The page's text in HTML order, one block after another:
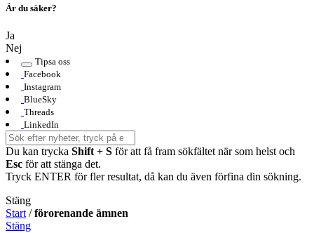
Är du säker?
Ja
Nej
Tipsa oss
Facebook
Instagram
BlueSky
Threads
LinkedIn
Du kan trycka Shift + S för att få fram sökfältet när som helst och
Esc för att stänga det.
Tryck ENTER för fler resultat, då kan du även förfina din sökning.
Stäng
Start /förorenande ämnen
Stäng